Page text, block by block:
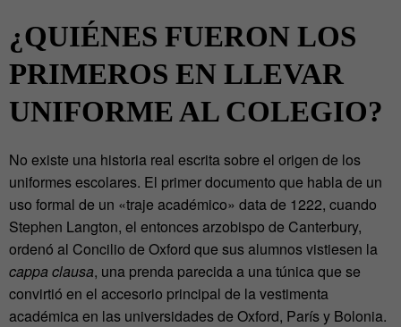
¿QUIÉNES FUERON LOS
PRIMEROS EN LLEVAR
UNIFORME AL COLEGIO?
No existe una historia real escrita sobre el origen de los
uniformes escolares. El primer documento que habla de un
uso formal de un «traje académico» data de 1222, cuando
Stephen Langton, el entonces arzobispo de Canterbury,
ordenó al Concilio de Oxford que sus alumnos vistiesen la
cappa clausa, una prenda parecida a una túnica que se
convirtió en el accesorio principal de la vestimenta
académica en las universidades de Oxford, París y Bolonia.